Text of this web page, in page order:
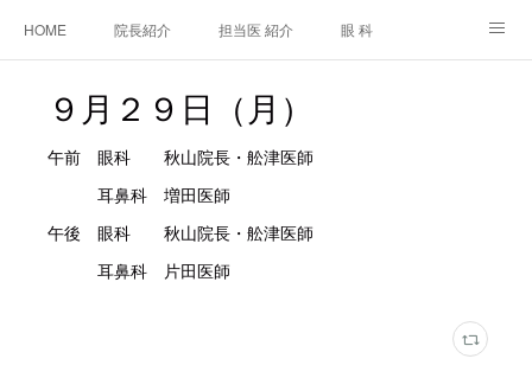
HOME 院長紹介 担当医 紹介 眼 科
アクセス ご相談・お問合せ 施設基準等及び掲示事項について
９月２９日（月）
午前 眼科 秋山院長・舩津医師
耳鼻科 増田医師
午後 眼科 秋山院長・舩津医師
耳鼻科 片田医師